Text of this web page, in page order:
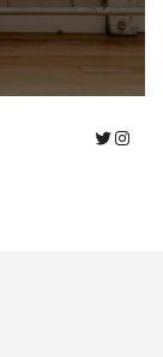
Twitter